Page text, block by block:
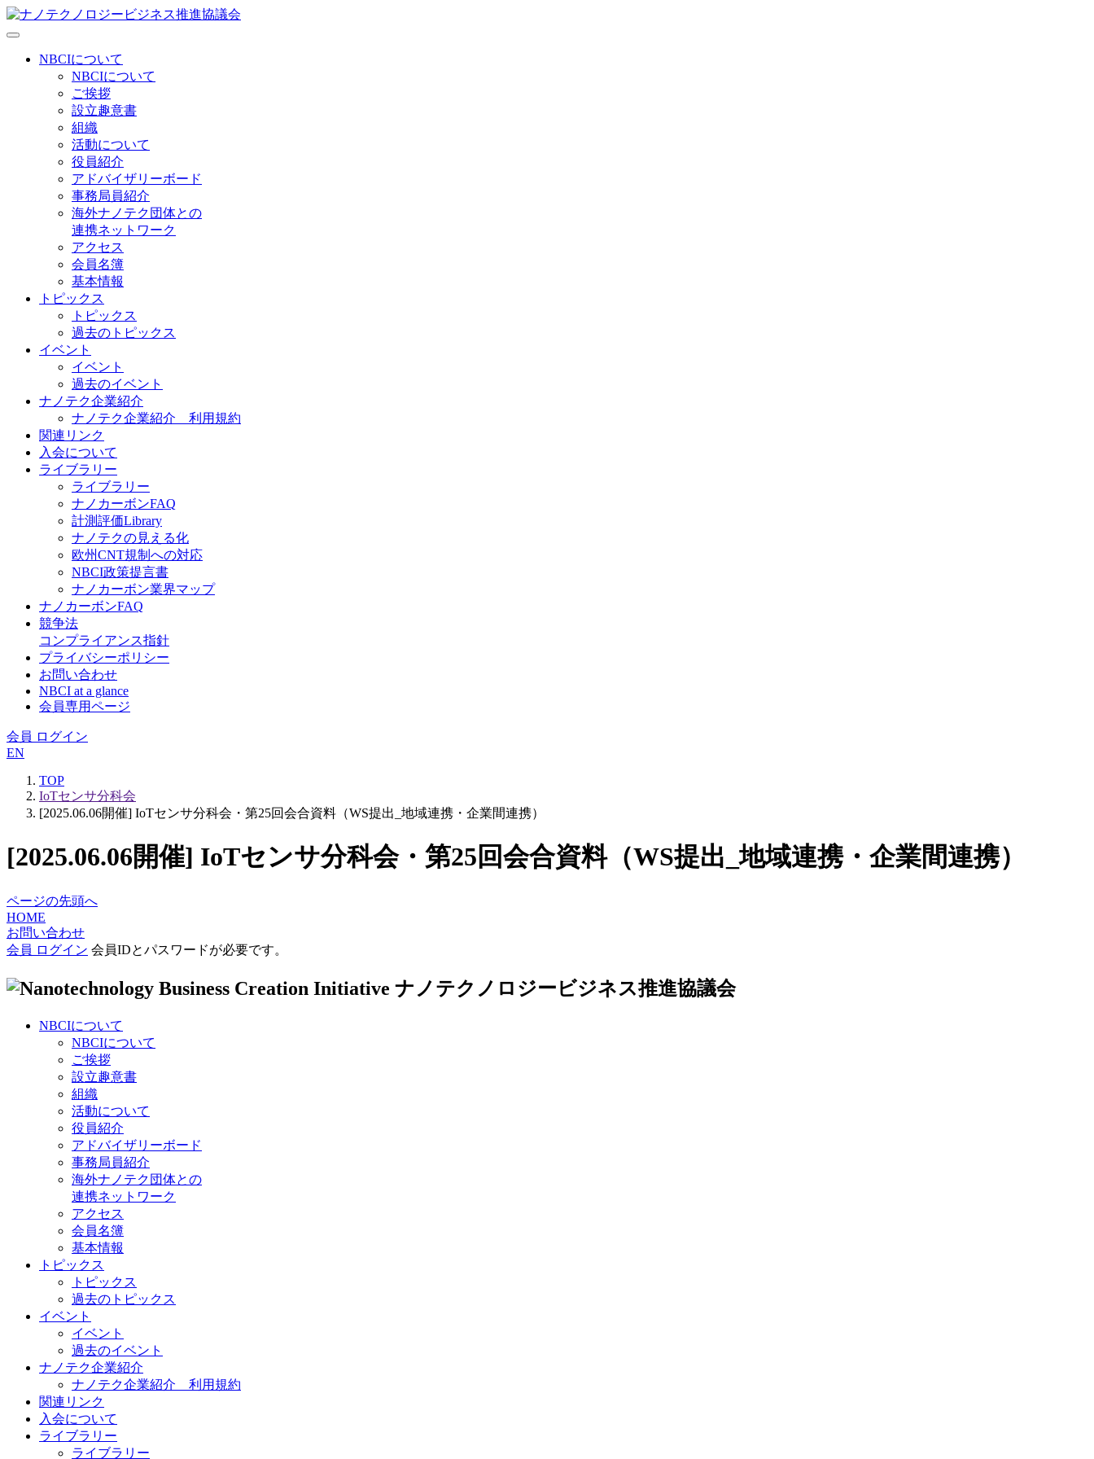
NBCIについて
NBCIについて
ご挨拶
設立趣意書
組織
活動について
役員紹介
アドバイザリーボード
事務局員紹介
海外ナノテク団体との
連携ネットワーク
アクセス
会員名簿
基本情報
トピックス
トピックス
過去のトピックス
イベント
イベント
過去のイベント
ナノテク企業紹介
ナノテク企業紹介 利用規約
関連リンク
入会について
ライブラリー
ライブラリー
ナノカーボンFAQ
計測評価Library
ナノテクの見える化
欧州CNT規制への対応
NBCI政策提言書
ナノカーボン業界マップ
ナノカーボンFAQ
競争法
コンプライアンス指針
プライバシーポリシー
お問い合わせ
NBCI at a glance
会員専用ページ
会員 ログイン
EN
TOP
IoTセンサ分科会
[2025.06.06開催] IoTセンサ分科会・第25回会合資料（WS提出_地域連携・企業間連携）
[2025.06.06開催] IoTセンサ分科会・第25回会合資料（WS提出_地域連携・企業間連携）
ページの先頭へ
HOME
お問い合わせ
会員 ログイン 会員IDとパスワードが必要です。
ナノテクノロジービジネス推進協議会
NBCIについて
NBCIについて
ご挨拶
設立趣意書
組織
活動について
役員紹介
アドバイザリーボード
事務局員紹介
海外ナノテク団体との
連携ネットワーク
アクセス
会員名簿
基本情報
トピックス
トピックス
過去のトピックス
イベント
イベント
過去のイベント
ナノテク企業紹介
ナノテク企業紹介 利用規約
関連リンク
入会について
ライブラリー
ライブラリー